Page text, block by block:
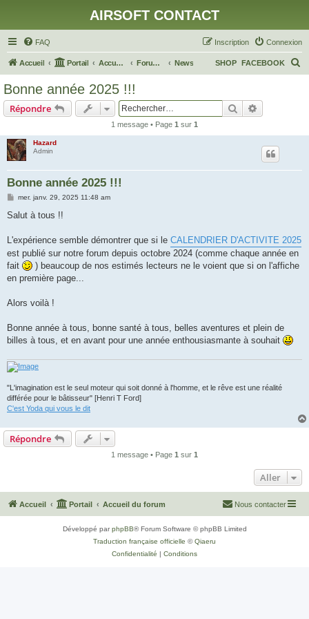
AIRSOFT CONTACT
FAQ Connexion
Inscription
Accueil Portail Accueil du forum Forum Général News FACEBOOK
SHOP
Bonne année 2025 !!!
Répondre Rechercher
1 message • Page 1 sur 1
Hazard
Admin
Bonne année 2025 !!!
M
s
g
mer. janv. 29, 2025 11:48 am
Salut à tous !!
L'expérience semble démontrer que si le CALENDRIER D'ACTIVITE 2025
est publié sur notre forum depuis octobre 2024 (comme chaque année en
fait
) beaucoup de nos estimés lecteurs ne le voient que si on l'affiche
en première page...
Alors voilà !
Bonne année à tous, bonne santé à tous, belles aventures et plein de
billes à tous, et en avant pour une année enthousiasmante à souhait
"L'imagination est le seul moteur qui soit donné à l'homme, et le rêve est une réalité
différée pour le bâtisseur" [Henri T Ford]
C'est Yoda qui vous le dit
Répondre
1 message • Page 1 sur 1
Aller
Accueil Portail Accueil du forum Nous contacter
Développé parphpBB® Forum Software © phpBB Limited
Traduction française officielle ©Qiaeru
Confidentialité | Conditions